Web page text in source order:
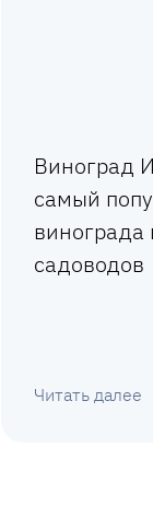
Виноград
самый
винограда
садоводов
Читать далее